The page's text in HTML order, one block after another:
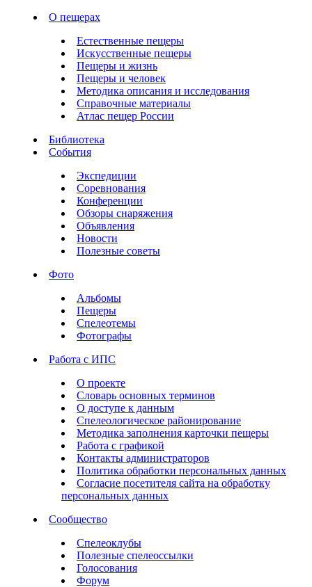
О пещерах
Естественные пещеры
Искусственные пещеры
Пещеры и жизнь
Пещеры и человек
Методика описания и исследования
Справочные материалы
Атлас пещер России
Библиотека
События
Экспедиции
Соревнования
Конференции
Обзоры снаряжения
Объявления
Новости
Полезные советы
Фото
Альбомы
Пещеры
Спелеотемы
Фотографы
Работа с ИПС
О проекте
Словарь основных терминов
О доступе к данным
Спелеологическое районирование
Методика заполнения карточки пещеры
Работа с графикой
Контакты администраторов
Политика обработки персональных данных
Согласие посетителя сайта на обработку
персональных данных
Сообщество
Спелеоклубы
Полезные спелеоссылки
Голосования
Форум